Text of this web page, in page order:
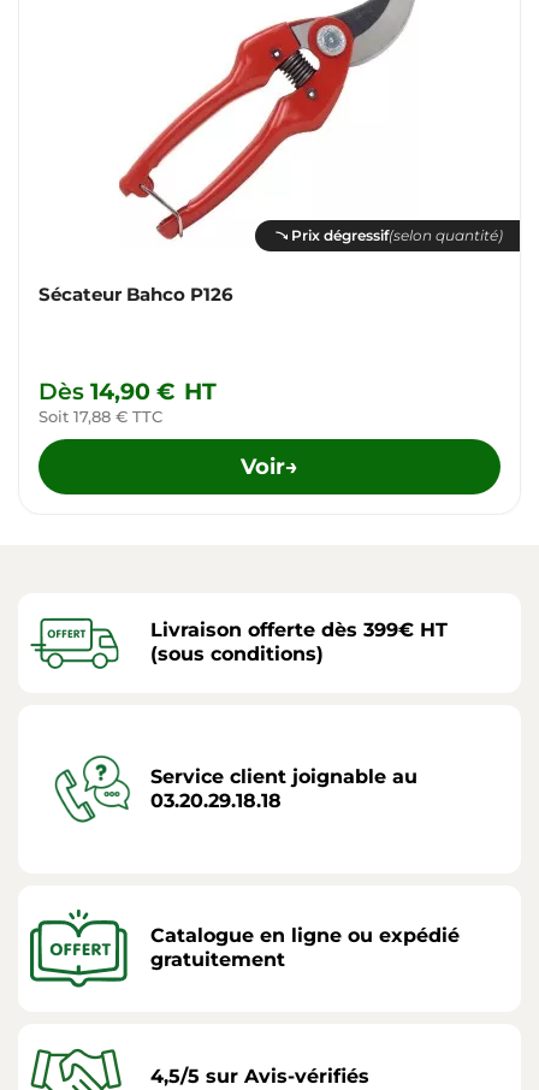
Prix dégressif(selon quantité)
Sécateur Bahco P126
Dès 14,90 € HT
Soit 17,88 € TTC
Voir→
Livraison offerte dès 399€ HT
(sous conditions)
Service client joignable au
03.20.29.18.18
Catalogue en ligne ou expédié
gratuitement
4,5/5 sur Avis-vérifiés